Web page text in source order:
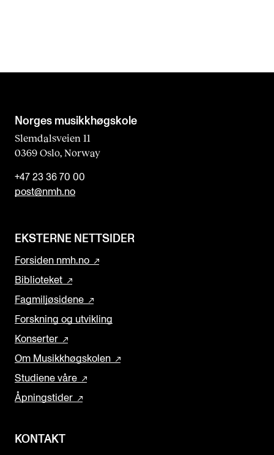
Norges musikk­høgskole
Slemdalsveien 11
0369 Oslo, Norway
+47 23 36 70 00
post@nmh.no
EKSTERNE NETTSIDER
Forsiden nmh.no
Biblioteket
Fagmiljøsidene
Forskning og utvikling
Konserter
Om Musikkhøgskolen
Studiene våre
Åpningstider
KONTAKT